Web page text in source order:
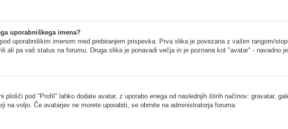
uporabniškega imena?
uporabniškim imenom med prebiranjem prispevka. Prva slika je povezana z vašim rangom/
ali pa vaš status na forumu. Druga slika je ponavadi večja in je poznana kot "avatar" - navadno
plošči pod "Profil" lahko dodate avatar, z uporabo enega od naslednjih štirih načinov: gravatar,
na voljo. Če avatarjev ne morete uporabiti, se obrnite na administratorja foruma.